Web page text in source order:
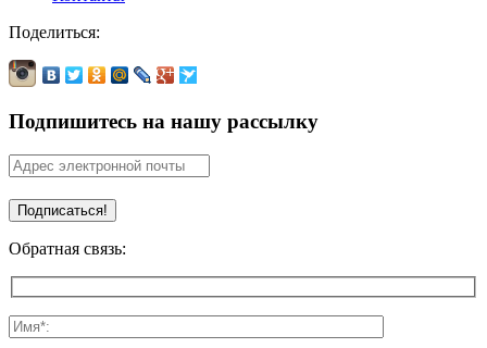
Поделиться:
Подпишитесь на нашу рассылку
Обратная связь: